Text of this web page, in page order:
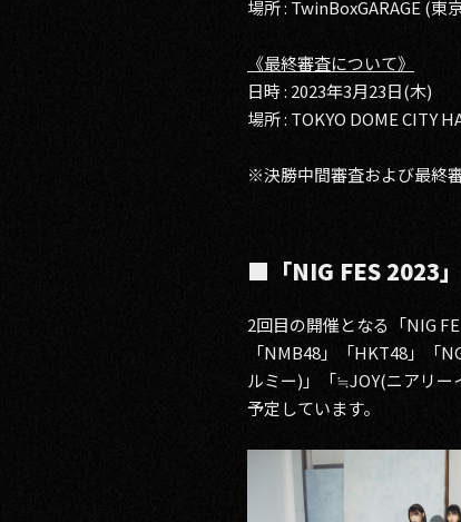
場所 : TwinBoxGARAGE (
《最終審査について》
日時 : 2023年3月23日(木)
場所 : TOKYO DOME CITY
※決勝中間審査および最終
■「NIG FES 2023
2回目の開催となる「NIG
「NMB48」「HKT48」「
ルミー)」「≒JOY(ニアリー
予定しています。